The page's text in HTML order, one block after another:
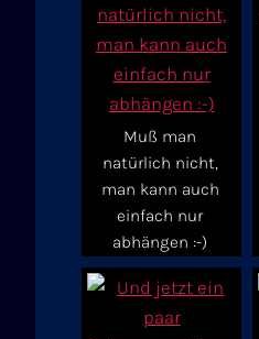
Muß man
natürlich nicht,
man kann auch
einfach nur
abhängen :-)